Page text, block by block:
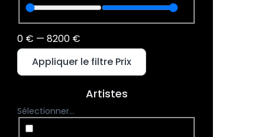
0 € — 8200 €
Appliquer le filtre Prix
Artistes
Sélectionner...